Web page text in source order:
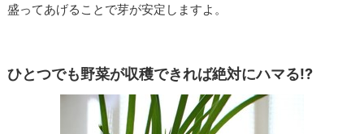
盛ってあげることで芽が安定しますよ。
ひとつでも野菜が収穫できれば絶対にハマる!?